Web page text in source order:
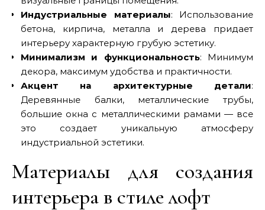
Индустриальные материалы: Использование
бетона, кирпича, металла и дерева придает
интерьеру характерную грубую эстетику.
Минимализм и функциональность: Минимум
декора, максимум удобства и практичности.
Акцент на архитектурные детали:
Деревянные балки, металлические трубы,
большие окна с металлическими рамами — все
это создает уникальную атмосферу
индустриальной эстетики.
Материалы для создания
интерьера в стиле лофт